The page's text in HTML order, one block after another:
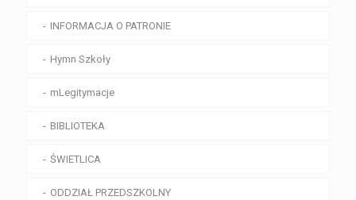
INFORMACJA O PATRONIE
Hymn Szkoły
mLegitymacje
BIBLIOTEKA
ŚWIETLICA
ODDZIAŁ PRZEDSZKOLNY